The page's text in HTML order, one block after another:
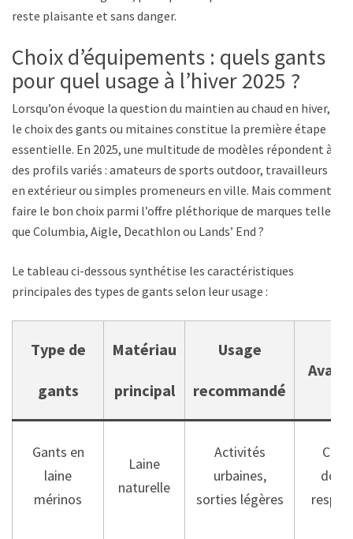
reste plaisante et sans danger.
Choix d’équipements : quels gants
pour quel usage à l’hiver 2025 ?
Lorsqu’on évoque la question du maintien au chaud en hiver,
le choix des gants ou mitaines constitue la première étape
essentielle. En 2025, une multitude de modèles répondent à
des profils variés : amateurs de sports outdoor, travailleurs
en extérieur ou simples promeneurs en ville. Mais comment
faire le bon choix parmi l’offre pléthorique de marques telles
que Columbia, Aigle, Decathlon ou Lands’ End ?
Le tableau ci-dessous synthétise les caractéristiques
principales des types de gants selon leur usage :
Type de
gants
Matériau
principal
Usage
recommandé
Gants en
laine
mérinos
Laine
naturelle
Activités
urbaines,
sorties légères